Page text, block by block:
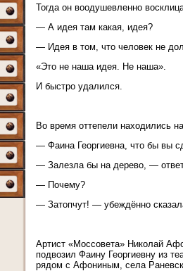
Тогда он воодушевленно
— А идея там какая, идея?
— Идея в том, что человек не
«Это не наша идея. Не наша».
И быстро удалился.
Во время оттепели находились
— Фаина Георгиевна, что бы вы
— Залезла бы на дерево, —
— Почему?
— Затопчут! — убеждённо
Артист «Моссовета» Николай
подвозил Фаину Георгиевну из
рядом с Афониным, села